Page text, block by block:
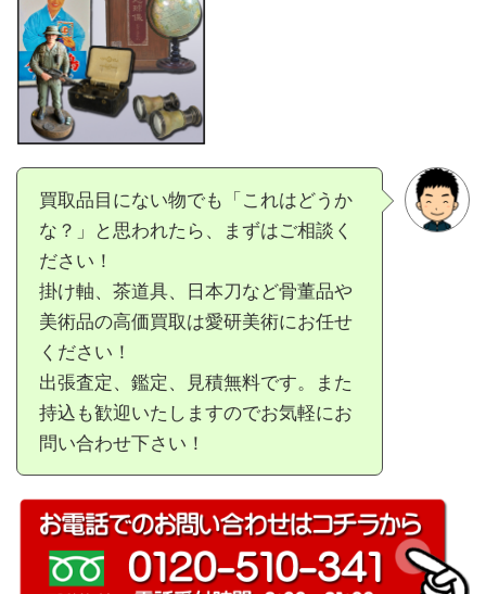
買取品目にない物でも「これはどうか
な？」と思われたら、まずはご相談く
ださい！
掛け軸、茶道具、日本刀など骨董品や
美術品の高価買取は愛研美術にお任せ
ください！
出張査定、鑑定、見積無料です。また
持込も歓迎いたしますのでお気軽にお
問い合わせ下さい！